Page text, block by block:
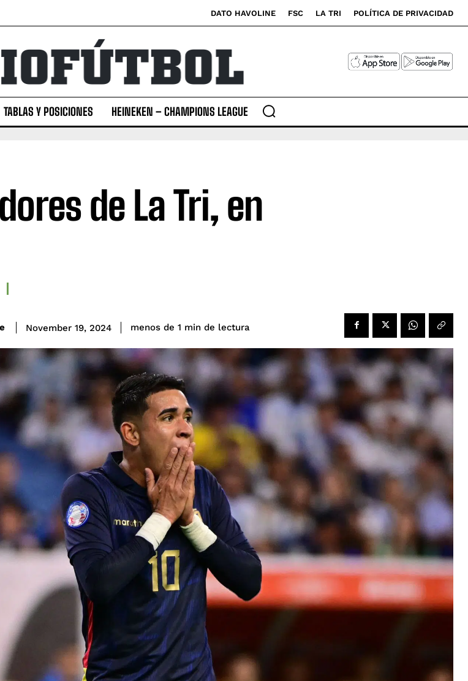
DATO HAVOLINE FSC LA TRI POLÍTICA DE PRIVACIDAD
TABLAS Y POSICIONES HEINEKEN – CHAMPIONS LEAGUE
de La Tri, en
November 19, 2024 menos de 1 min de lectura